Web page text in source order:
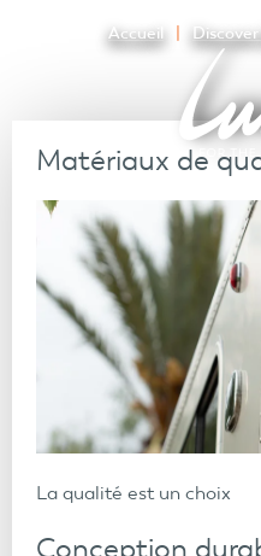
Accueil
Matériaux de
La qualité est un choix
Conception